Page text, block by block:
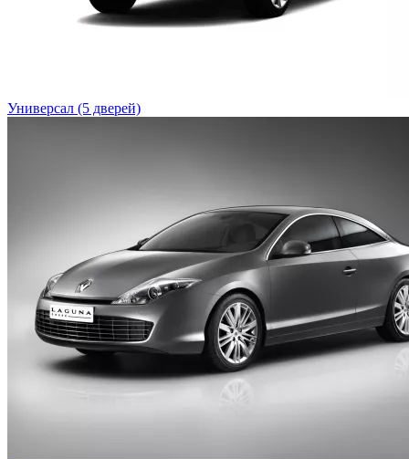
Универсал (5 дверей)